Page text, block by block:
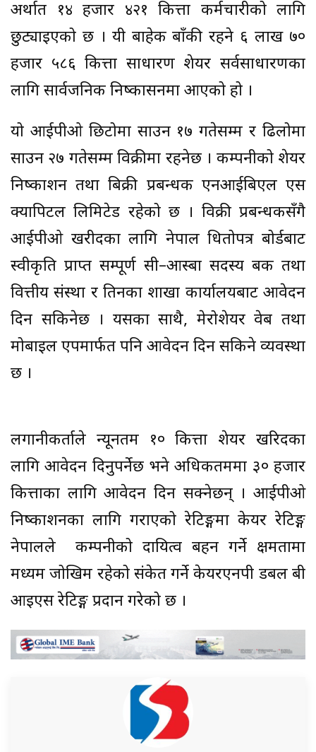
अर्थात १४ हजार ४२१ कित्ता कर्मचारीको लागि
छुट्याइएको छ । यी बाहेक बाँकी रहने ६ लाख ७०
हजार ५८६ कित्ता साधारण शेयर सर्वसाधारणका
लागि सार्वजनिक निष्कासनमा आएको हो ।
यो आईपीओ छिटोमा साउन १७ गतेसम्म र ढिलोमा
साउन २७ गतेसम्म विक्रीमा रहनेछ । कम्पनीको शेयर
निष्काशन तथा बिक्री प्रबन्धक एनआईबिएल एस
क्यापिटल लिमिटेड रहेको छ । विक्री प्रबन्धकसँगै
आईपीओ खरीदका लागि नेपाल धितोपत्र बोर्डबाट
स्वीकृति प्राप्त सम्पूर्ण सी–आस्बा सदस्य बैंक तथा
वित्तीय संस्था र तिनका शाखा कार्यालयबाट आवेदन
दिन सकिनेछ । यसका साथै, मेरोशेयर वेब तथा
मोबाइल एपमार्फत पनि आवेदन दिन सकिने व्यवस्था
छ ।
लगानीकर्ताले न्यूनतम १० कित्ता शेयर खरिदका
लागि आवेदन दिनुपर्नेछ भने अधिकतममा ३० हजार
कित्ताका लागि आवेदन दिन सक्नेछन् । आईपीओ
निष्काशनका लागि गराएको रेटिङ्गमा केयर रेटिङ्ग
नेपालले कम्पनीको दायित्व बहन गर्ने क्षमतामा
मध्यम जोखिम रहेको संकेत गर्ने केयरएनपी डबल बी
आइएस रेटिङ्ग प्रदान गरेको छ ।